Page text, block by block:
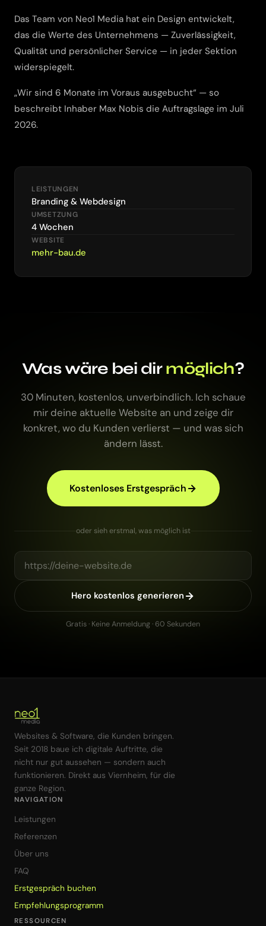
Das Team von Neo1 Media hat ein Design entwickelt,
das die Werte des Unternehmens — Zuverlässigkeit,
Qualität und persönlicher Service — in jeder Sektion
widerspiegelt.
„Wir sind 6 Monate im Voraus ausgebucht“ — so
beschreibt Inhaber Max Nobis die Auftragslage im Juli
2026.
LEISTUNGEN
Branding & Webdesign
UMSETZUNG
4 Wochen
WEBSITE
mehr-bau.de
Was wäre bei dirmöglich?
30 Minuten, kostenlos, unverbindlich. Ich schaue
mir deine aktuelle Website an und zeige dir
konkret, wo du Kunden verlierst — und was sich
ändern lässt.
Kostenloses Erstgespräch
oder sieh erstmal, was möglich ist
Hero kostenlos generieren
Gratis · Keine Anmeldung · 60 Sekunden
Websites & Software, die Kunden bringen.
Seit 2018 baue ich digitale Auftritte, die
nicht nur gut aussehen — sondern auch
funktionieren. Direkt aus Viernheim, für die
ganze Region.
NAVIGATION
Leistungen
Referenzen
Über uns
FAQ
Erstgespräch buchen
Empfehlungsprogramm
RESSOURCEN